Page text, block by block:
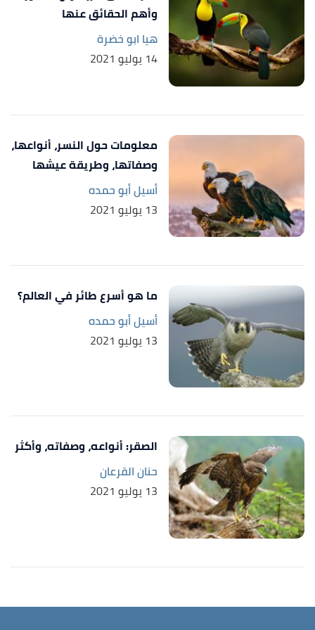
24/2/2021. Edited.
"crows "
seattleaudubon , Retrieved 24/2/2021.
Edited.
↑
begin to collect at,seem to get more sleep
"Interesting Facts about Members of the Crow
Family (Magpies, Crows and Ravens): Intelligence and
Adaptations",beautyofbirds, Retrieved 24/2/2021.
Edited.
وأهم الحقائق عنها
هيا ابو خضرة
14 يوليو 2021
معلومات حول النسر، أنواعها،
وصفاتها، وطريقة عيشها
أسيل أبو حمده
13 يوليو 2021
ما هو أسرع طائر في العالم؟
أسيل أبو حمده
13 يوليو 2021
الصقر: أنواعه، وصفاته، وأكثر
حنان القرعان
13 يوليو 2021